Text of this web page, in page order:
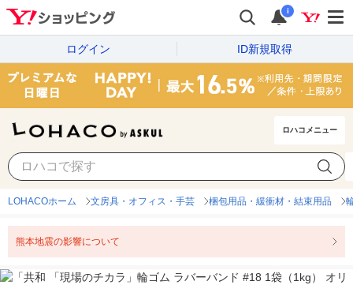
i
ログイン ID新規取得
ロハコメニュー
LOHACOホーム 文房具・オフィス・手芸 梱包用品・緩衝材・結束用品
熊本地震の影響について